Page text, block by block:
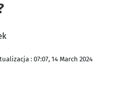
: 07:07, 14 March 2024